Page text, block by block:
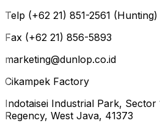
Telp (+62 21) 851-2561 (Hunting)
Fax (+62 21) 856-5893
marketing@dunlop.co.id
Cikampek Factory
Indotaisei Industrial Park,
Regency, West Java, 41373